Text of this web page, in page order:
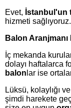
Evet, İstanbul'un
hizmeti sağlıyoruz.
Balon
İç mekanda
dolayı haftalarca
balon lar ise
Lüksü, kolaylığı
şimdi harekete